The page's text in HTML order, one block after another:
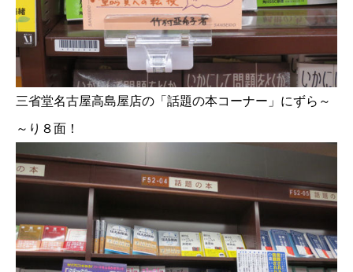
三省堂名古屋高島屋店の「話題の本コーナー」にずら～
～り８面！